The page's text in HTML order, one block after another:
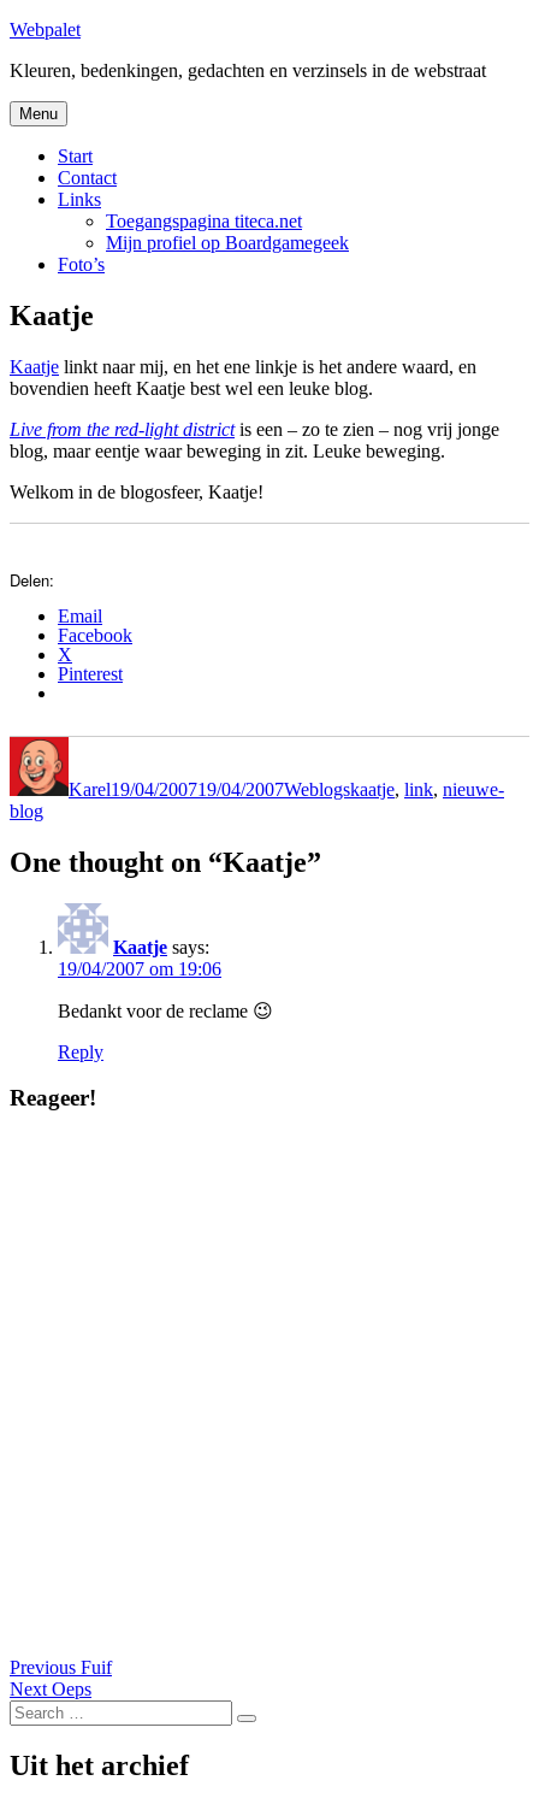
Skip
content
Webpalet
Kleuren, bedenkingen, gedachten en verzinsels in de webstraat
Menu
Start
Contact
Links
Toegangspagina titeca.net
Mijn profiel op Boardgamegeek
Foto’s
Kaatje
Kaatje linkt naar mij, en het ene linkje is het andere waard, en
bovendien heeft Kaatje best wel een leuke blog.
Live from the red-light districtis een – zo te zien – nog vrij jonge
blog, maar eentje waar beweging in zit. Leuke beweging.
Welkom in de blogosfeer, Kaatje!
Delen:
Email
Facebook
X
Pinterest
Karel19/04/200719/04/2007Weblogskaatje, link, nieuwe-
blog
One thought on “Kaatje”
Kaatje says:
19/04/2007 om 19:06
Bedankt voor de reclame 😉
Reply
Reageer!
Post
navigation
Previous Previous
post:
Fuif
Next Next
post:
Oeps
Search
for:
Search
Uit het archief